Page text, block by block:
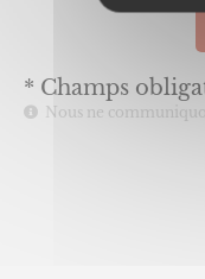
* Champs
Nous ne